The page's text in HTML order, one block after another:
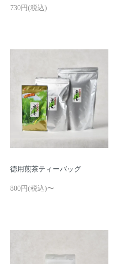
730円(税込)
徳用煎茶ティーバッグ
800円(税込)〜